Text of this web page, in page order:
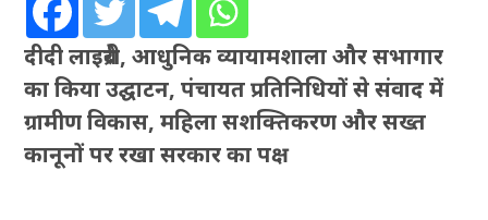
दीदी लाइब्रेरी, आधुनिक व्यायामशाला और सभागार
का किया उद्घाटन, पंचायत प्रतिनिधियों से संवाद में
ग्रामीण विकास, महिला सशक्तिकरण और सख्त
कानूनों पर रखा सरकार का पक्ष